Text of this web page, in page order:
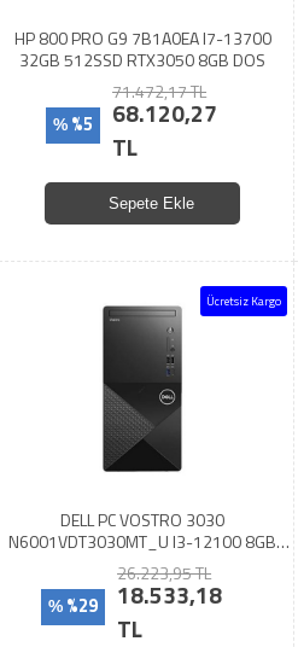
HP 800 PRO G9 7B1A0EA I7-13700
32GB 512SSD RTX3050 8GB DOS
% %5
71.472,17 TL
68.120,27
TL
Sepete Ekle
Ücretsiz Kargo
DELL PC VOSTRO 3030
N6001VDT3030MT_U I3-12100 8GB
512SSD UHD 730 UBUNTU
% %29
26.223,95 TL
18.533,18
TL